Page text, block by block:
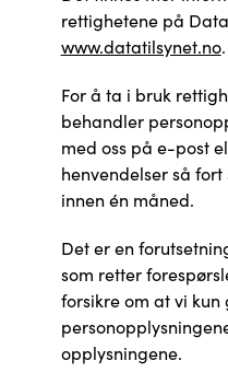
rettighetene på
www.datatilsynet.no.
For å ta i bruk
behandler
med oss på e-post
henvendelser så
innen én måned.
Det er en
som retter
forsikre om at vi
opplysningene.